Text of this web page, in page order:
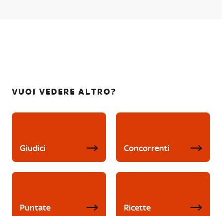
VUOI VEDERE ALTRO?
Giudici Concorrenti
Puntate Ricette